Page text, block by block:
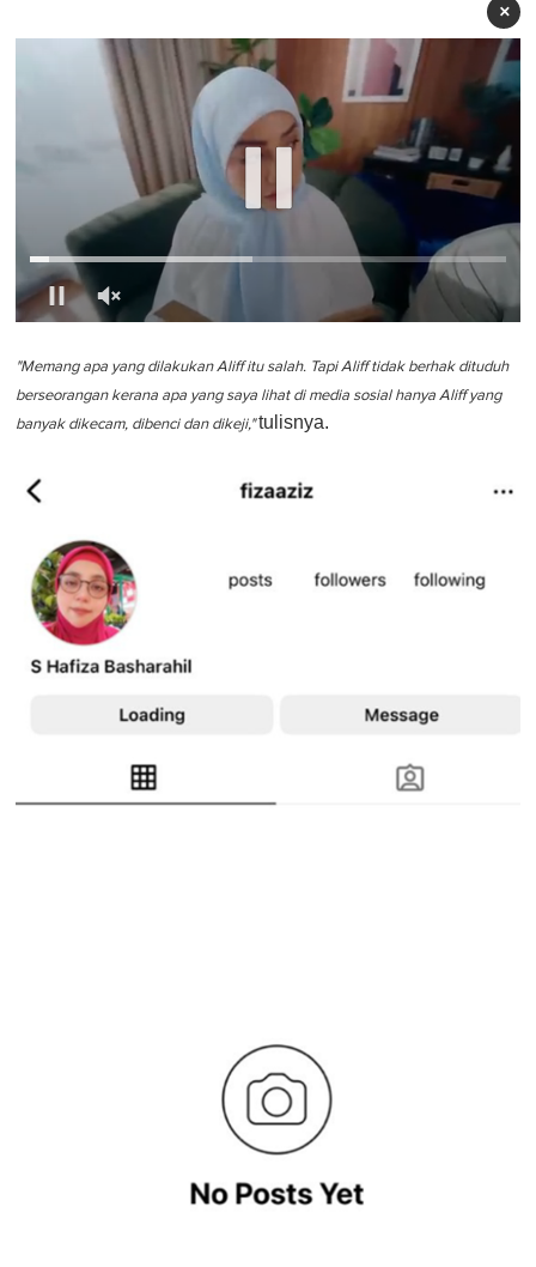
×
f
1
i
"Memang apa yang dilakukan Aliff itu salah. Tapi Aliff tidak berhak dituduh
berseorangan kerana apa yang saya lihat di media sosial hanya Aliff yang
banyak dikecam, dibenci dan dikeji,"tulisnya.